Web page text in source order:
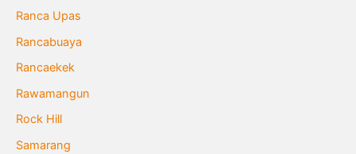
Ranca Upas
Rancabuaya
Rancaekek
Rawamangun
Rock Hill
Samarang